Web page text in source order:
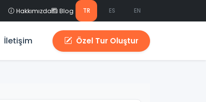
Hakkımızda Blog TR ES EN
İletişim Özel Tur Oluştur